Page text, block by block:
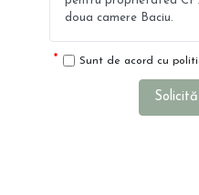
Sunt de acord cu